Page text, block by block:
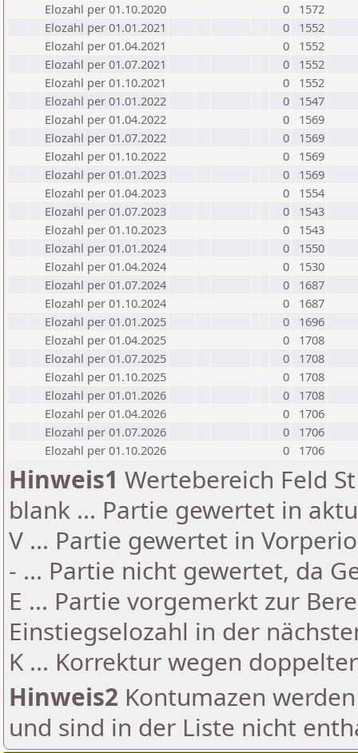
Elozahl per 01.10.2020
0
1572
Elozahl per 01.01.2021
0
1552
Elozahl per 01.04.2021
0
1552
Elozahl per 01.07.2021
0
1552
Elozahl per 01.10.2021
0
1552
Elozahl per 01.01.2022
0
1547
Elozahl per 01.04.2022
0
1569
Elozahl per 01.07.2022
0
1569
Elozahl per 01.10.2022
0
1569
Elozahl per 01.01.2023
0
1569
Elozahl per 01.04.2023
0
1554
Elozahl per 01.07.2023
0
1543
Elozahl per 01.10.2023
0
1543
Elozahl per 01.01.2024
0
1550
Elozahl per 01.04.2024
0
1530
Elozahl per 01.07.2024
0
1687
Elozahl per 01.10.2024
0
1687
Elozahl per 01.01.2025
0
1696
Elozahl per 01.04.2025
0
1708
Elozahl per 01.07.2025
0
1708
Elozahl per 01.10.2025
0
1708
Elozahl per 01.01.2026
0
1708
Elozahl per 01.04.2026
0
1706
Elozahl per 01.07.2026
0
1706
Elozahl per 01.10.2026
0 1706
Hinweis1 Wertebereich Feld
blank ... Partie gewertet in
V ... Partie gewertet in
- ... Partie nicht gewertet, da
E ... Partie vorgemerkt zur
Einstiegselozahl in der
K ... Korrektur wegen
Hinweis2 Kontumazen
und sind in der Liste nicht